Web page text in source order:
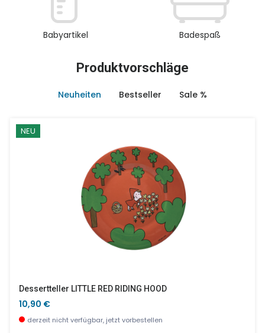
Babyartikel Badespaß
Produktvorschläge
Neuheiten Bestseller Sale %
NEU
Dessertteller LITTLE RED RIDING HOOD
10,90 €
derzeit nicht verfügbar, jetzt vorbestellen